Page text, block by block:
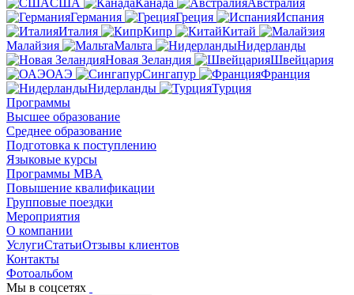
США
Канада
Австралия
Германия
Греция
Испания
Италия
Кипр
Китай
Малайзия
Мальта
Нидерланды
Новая Зеландия
Швейцария
ОАЭ
Сингапур
Франция
Нидерланды
Турция
Программы
Высшее образование
Среднее образование
Подготовка к поступлению
Языковые курсы
Программы MBA
Повышение квалификации
Групповые поездки
Мероприятия
О компании
УслугиСтатьиОтзывы клиентов
Контакты
Фотоальбом
Мы в соцсетях